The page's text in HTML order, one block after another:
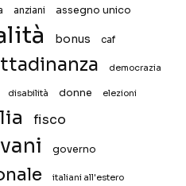
anziani assegno unico
bonus caf
democrazia
disabilità donne elezioni
fisco
governo
italiani all'estero